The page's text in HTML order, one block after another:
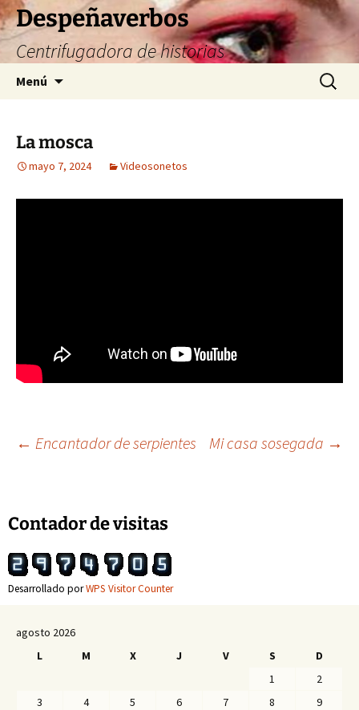
Saltar
al
contenido
Despeñaverbos
Centrifugadora de historias
Menú Buscar:
La mosca
mayo 7, 2024 Videosonetos
Navegación
de
entradas
← Encantador de serpientes Mi casa sosegada →
Contador de visitas
Desarrollado porWPS Visitor Counter
agosto 2026
L
M X J V S
D
1
2
3
4 5 6 7 8
9